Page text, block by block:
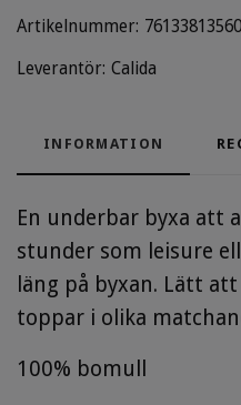
Artikelnummer:
Leverantör: Calida
INFORMATION
En underbar byxa att
stunder som leisure
läng på byxan. Lätt
toppar i olika
100% bomull